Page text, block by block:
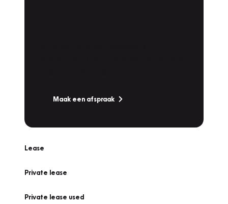
Maak een afspraak
Lease
Private lease
Private lease used